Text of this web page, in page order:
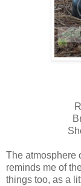
The atmosphere
reminds me of
things too, as a